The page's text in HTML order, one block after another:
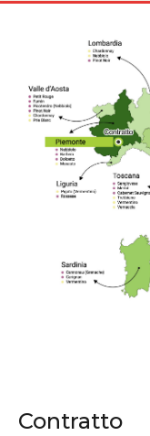
Contratto